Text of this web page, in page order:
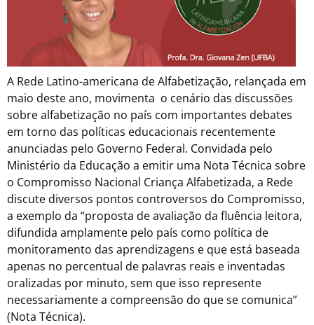
A Rede Latino-americana de Alfabetização, relançada em
maio deste ano, movimenta o cenário das discussões
sobre alfabetização no país com importantes debates
em torno das políticas educacionais recentemente
anunciadas pelo Governo Federal. Convidada pelo
Ministério da Educação a emitir uma Nota Técnica sobre
o Compromisso Nacional Criança Alfabetizada, a Rede
discute diversos pontos controversos do Compromisso,
a exemplo da “proposta de avaliação da fluência leitora,
difundida amplamente pelo país como política de
monitoramento das aprendizagens e que está baseada
apenas no percentual de palavras reais e inventadas
oralizadas por minuto, sem que isso represente
necessariamente a compreensão do que se comunica”
(Nota Técnica).